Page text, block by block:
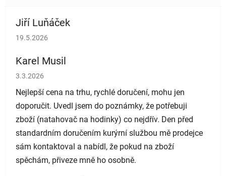
Jiří Luňáček
Hodnocení obchodu je 5 z 5 hvězdiček.
19.5.2026
Karel Musil
Hodnocení obchodu je 5 z 5 hvězdiček.
3.3.2026
Nejlepší cena na trhu, rychlé doručení, mohu jen
doporučit. Uvedl jsem do poznámky, že potřebuji
zboží (natahovač na hodinky) co nejdřív. Den před
standardním doručením kurýrní službou mě prodejce
sám kontaktoval a nabídl, že pokud na zboží
spěchám, přiveze mně ho osobně.